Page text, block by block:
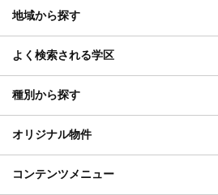
地域から探す
よく検索される学区
種別から探す
オリジナル物件
コンテンツメニュー